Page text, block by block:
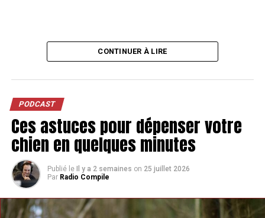
CONTINUER À LIRE
PODCAST
Ces astuces pour dépenser votre
chien en quelques minutes
Publié le Il y a 2 semaines on 25 juillet 2026
Par Radio Compile